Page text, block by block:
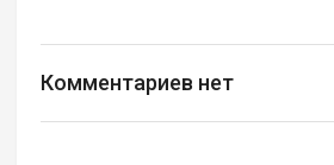
Комментариев нет